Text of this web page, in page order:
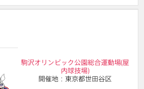
駒沢オリンピック公園総合運動場(屋
内球技場)
開催地：東京都世田谷区